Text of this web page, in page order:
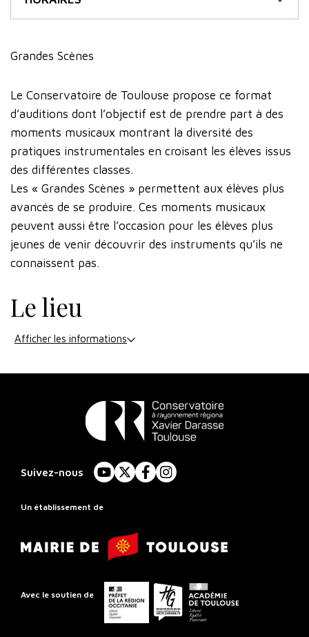
Grandes Scènes
Le Conservatoire de Toulouse propose ce format
d’auditions dont l’objectif est de prendre part à des
moments musicaux montrant la diversité des
pratiques instrumentales en croisant les élèves issus
des différentes classes.
Les « Grandes Scènes » permettent aux élèves plus
avancés de se produire. Ces moments musicaux
peuvent aussi être l’occasion pour les élèves plus
jeunes de venir découvrir des instruments qu’ils ne
connaissent pas.
Le lieu
Afficher les informations
Rayonnement
Régional
Toulouse
Suivez-nous
YouTube
X FacebookInstagram
Un établissement de
Mairie
de
Avec le soutien de
Préfet
de
la
Conseil
départemental
Académie
de